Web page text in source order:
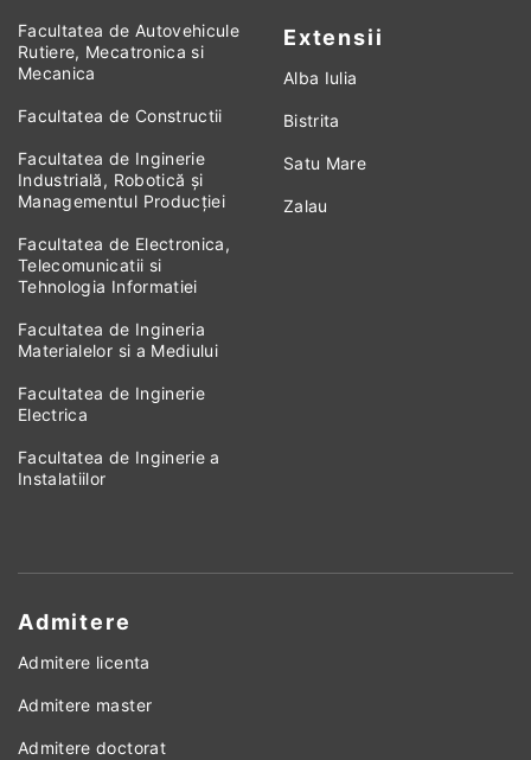
Facultatea de Autovehicule
Rutiere, Mecatronica si
Mecanica
Facultatea de Constructii
Facultatea de Inginerie
Industrială, Robotică și
Managementul Producției
Facultatea de Electronica,
Telecomunicatii si
Tehnologia Informatiei
Facultatea de Ingineria
Materialelor si a Mediului
Facultatea de Inginerie
Electrica
Facultatea de Inginerie a
Instalatiilor
Extensii
Alba Iulia
Bistrita
Satu Mare
Zalau
Admitere
Admitere licenta
Admitere master
Admitere doctorat